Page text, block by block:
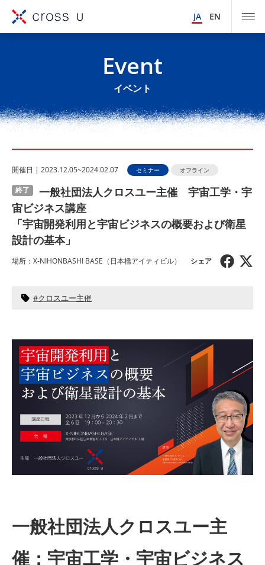
JA EN
Event
イベント
開催⽇ | 2023.12.05~2024.02.07 セミナー オフライン
終了
一般社団法人クロスユー主催 宇宙工学・宇
宙ビジネス講座
「宇宙開発利用と宇宙ビジネスの概要および衛星
設計の基本」
場所：X-NIHONBASHI BASE（⽇本橋アイティビル）
クロスユー主催
一般社団法人クロスユー主
催：宇宙工学・宇宙ビジネス